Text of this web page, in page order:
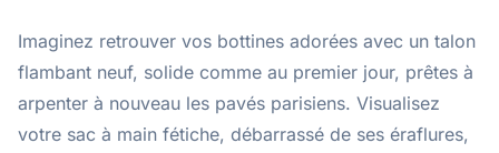
Imaginez retrouver vos bottines adorées avec un talon
flambant neuf, solide comme au premier jour, prêtes à
arpenter à nouveau les pavés parisiens. Visualisez
votre sac à main fétiche, débarrassé de ses éraflures,